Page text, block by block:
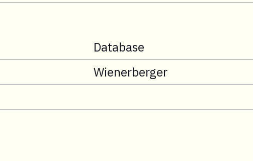
Database
Wienerberger